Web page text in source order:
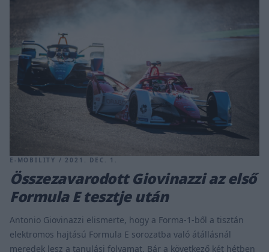
E-MOBILITY / 2021. DEC. 1.
Összezavarodott Giovinazzi az első
Formula E tesztje után
Antonio Giovinazzi elismerte, hogy a Forma-1-ből a tisztán
elektromos hajtású Formula E sorozatba való átállásnál
meredek lesz a tanulási folyamat. Bár a következő két hétben